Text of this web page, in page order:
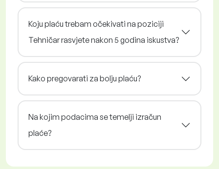
Koju plaću trebam očekivati na poziciji
Tehničar rasvjete nakon 5 godina iskustva?
Kako pregovarati za bolju plaću?
Na kojim podacima se temelji izračun
plaće?